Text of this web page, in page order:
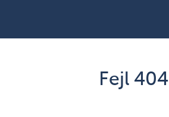
Fejl 404